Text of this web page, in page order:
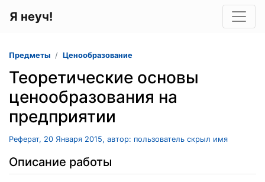
Я неуч!
Предметы Ценообразование
Теоретические основы
ценообразования на
предприятии
Реферат, 20 Января 2015, автор: пользователь скрыл имя
Описание работы